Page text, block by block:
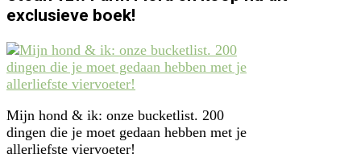
exclusieve boek!
Mijn hond & ik: onze bucketlist. 200
dingen die je moet gedaan hebben met je
allerliefste viervoeter!